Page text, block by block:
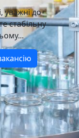
уважні до
стабільну